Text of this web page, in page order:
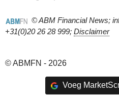
© ABM Financial News;
+31(0)20 26 28 999; Disclaimer
© ABMFN - 2026
Voeg